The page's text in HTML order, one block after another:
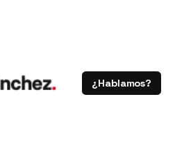
¿Hablamos?